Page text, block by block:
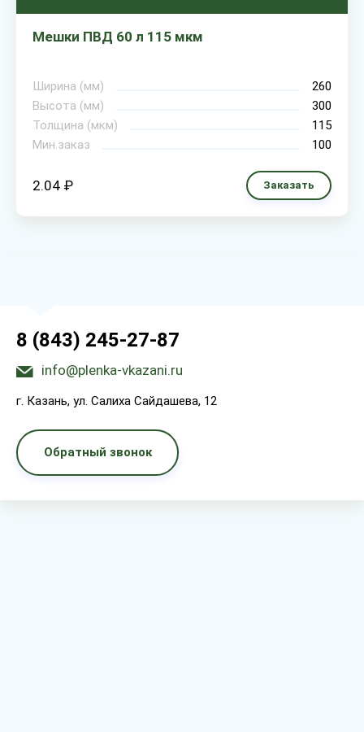
Мешки ПВД 60 л 115 мкм
Ширина (мм)
260
Высота (мм)
300
Толщина (мкм)
115
Мин.заказ
100
2.04 ₽ Заказать
8 (843) 245-27-87
info@plenka-vkazani.ru
г. Казань, ул. Салиха Сайдашева, 12
Обратный звонок